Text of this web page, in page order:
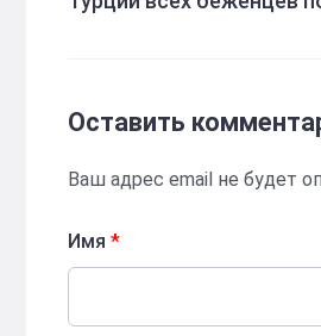
Оставить
Ваш адрес email не будет
Имя *